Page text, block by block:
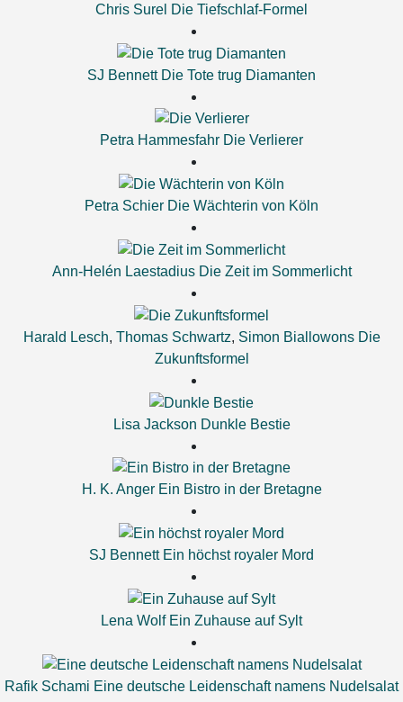
Chris Surel Die Tiefschlaf-Formel
SJ Bennett Die Tote trug Diamanten
Petra Hammesfahr Die Verlierer
Petra Schier Die Wächterin von Köln
Ann-Helén Laestadius Die Zeit im Sommerlicht
Harald Lesch, Thomas Schwartz, Simon Biallowons Die
Zukunftsformel
Lisa Jackson Dunkle Bestie
H. K. Anger Ein Bistro in der Bretagne
SJ Bennett Ein höchst royaler Mord
Lena Wolf Ein Zuhause auf Sylt
Rafik Schami Eine deutsche Leidenschaft namens Nudelsalat